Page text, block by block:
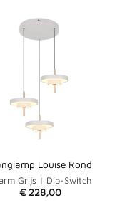
Louise Rond
Grijs | Dip-Switch
€ 228,00